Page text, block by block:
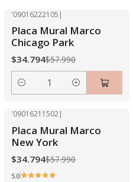
'09016222105 |
Placa Mural Marco
Chicago Park
$34.794$57.990
Cantidad
'09016211502|
Placa Mural Marco
New York
$34.794$57.990
5.0